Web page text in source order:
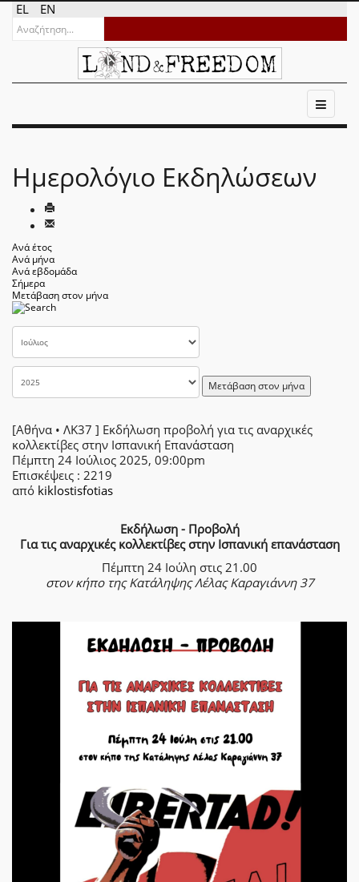
EL EN
Ημερολόγιο Εκδηλώσεων
Ανά έτος
Ανά μήνα
Ανά εβδομάδα
Σήμερα
Μετάβαση στον μήνα
Μετάβαση στον μήνα
[Αθήνα • ΛΚ37 ] Εκδήλωση προβολή για τις αναρχικές
κολλεκτίβες στην Ισπανική Επανάσταση
Πέμπτη 24 Ιούλιος 2025, 09:00pm
Επισκέψεις : 2219
από kiklostisfotias
Εκδήλωση - Προβολή
Για τις αναρχικές κολλεκτίβες στην Ισπανική επανάσταση
Πέμπτη 24 Ιούλη στις 21.00
στον κήπο της Κατάληψης Λέλας Καραγιάννη 37